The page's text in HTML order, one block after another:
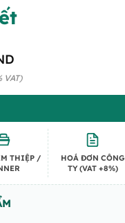
VAT)
THIỆP /
HOÁ ĐƠN CÔNG
TY (VAT +8%)